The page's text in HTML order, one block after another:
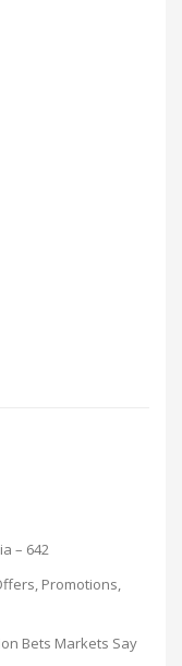
– 642
Promotions,
Bets Markets Say